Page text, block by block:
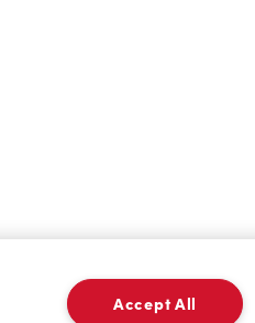
pour les Camps de la
Accept All